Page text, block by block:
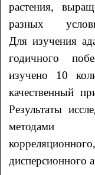
растения,
разных
Для изучения
годичного
изучено 10
качественный
Результаты
методами
дисперсионного